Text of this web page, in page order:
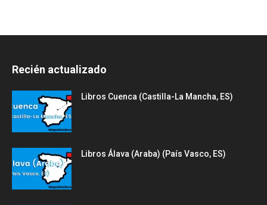
Recién actualizado
Libros Cuenca (Castilla-La Mancha, ES)
Libros Álava (Araba) (País Vasco, ES)